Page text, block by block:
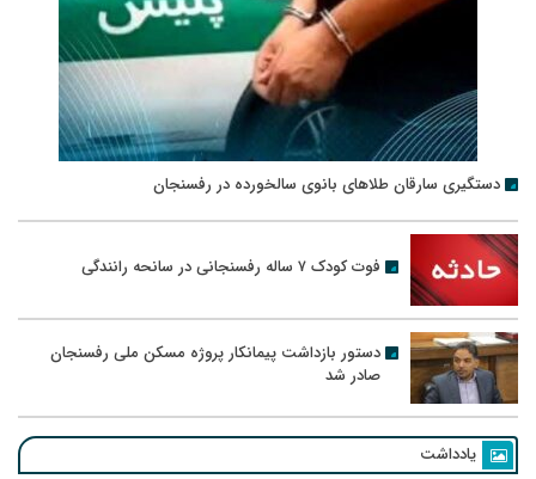
دستگیری سارقان طلاهای بانوی سالخورده در رفسنجان
فوت کودک ۷ ساله رفسنجانی در سانحه رانندگی
دستور بازداشت پیمانکار پروژه مسکن ملی رفسنجان
صادر شد
یادداشت